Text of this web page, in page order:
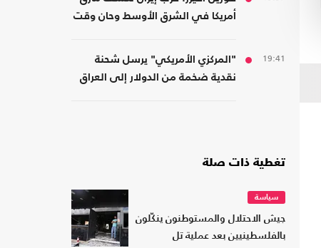
أمريكا في الشرق الأوسط وحان وقت
19:41
"المركزي الأمريكي" يرسل شحنة
نقدية ضخمة من الدولار إلى العراق
تغطية ذات صلة
سياسة
جيش الاحتلال والمستوطنون ينكّلون
بالفلسطينيين بعد عملية تل